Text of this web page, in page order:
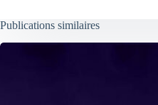
Publications similaires